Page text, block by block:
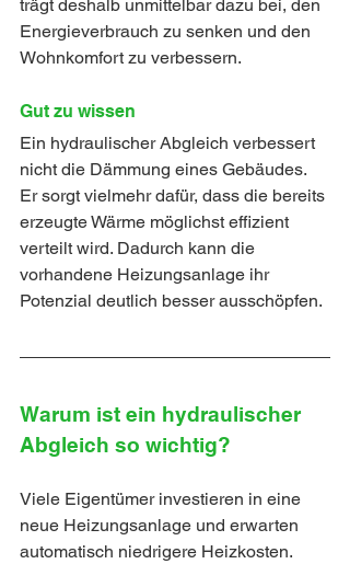
trägt deshalb unmittelbar dazu bei, den
Energieverbrauch zu senken und den
Wohnkomfort zu verbessern.
Gut zu wissen
Ein hydraulischer Abgleich verbessert
nicht die Dämmung eines Gebäudes.
Er sorgt vielmehr dafür, dass die bereits
erzeugte Wärme möglichst effizient
verteilt wird. Dadurch kann die
vorhandene Heizungsanlage ihr
Potenzial deutlich besser ausschöpfen.
Warum ist ein hydraulischer
Abgleich so wichtig?
Viele Eigentümer investieren in eine
neue Heizungsanlage und erwarten
automatisch niedrigere Heizkosten.